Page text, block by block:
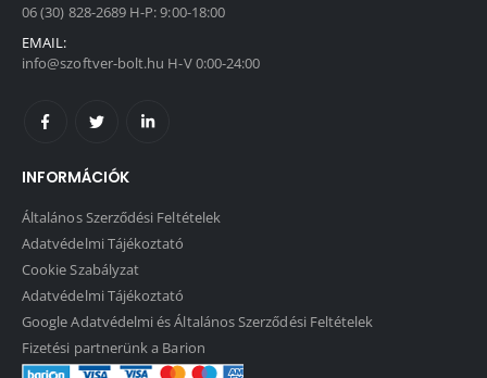
06 (30) 828-2689 H-P: 9:00-18:00
EMAIL:
info@szoftver-bolt.hu H-V 0:00-24:00
INFORMÁCIÓK
Általános Szerződési Feltételek
Adatvédelmi Tájékoztató
Cookie Szabályzat
Adatvédelmi Tájékoztató
Google Adatvédelmi és Általános Szerződési Feltételek
Fizetési partnerünk a Barion